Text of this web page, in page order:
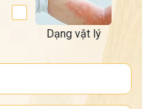
Dạng vật lý